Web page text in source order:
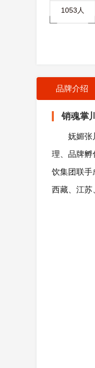
1053人
品牌介绍
销魂掌
妩媚张
理、品牌孵
饮集团联手
西藏、江苏